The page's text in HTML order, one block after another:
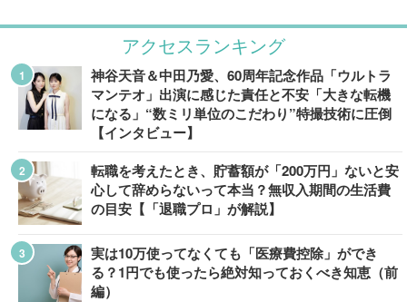
アクセスランキング
神谷天音＆中田乃愛、60周年記念作品「ウルトラ
マンテオ」出演に感じた責任と不安「大きな転機
になる」“数ミリ単位のこだわり”特撮技術に圧倒
【インタビュー】
転職を考えたとき、貯蓄額が「200万円」ないと安
心して辞めらないって本当？無収入期間の生活費
の目安【「退職プロ」が解説】
実は10万使ってなくても「医療費控除」ができ
る？1円でも使ったら絶対知っておくべき知恵（前
編）